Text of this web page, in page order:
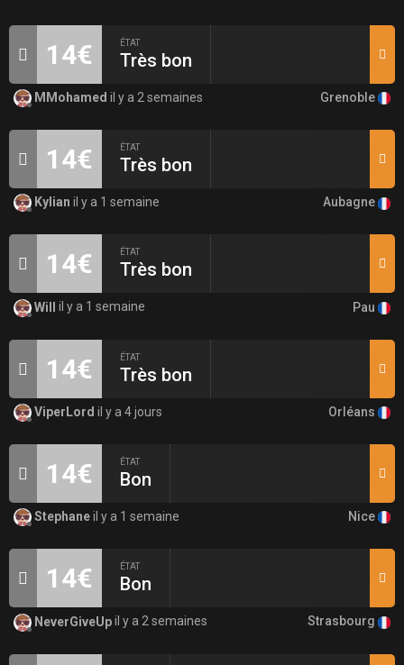
14€ ÉTAT
Très bon
MMohamed il y a 2 semaines Grenoble
14€ ÉTAT
Très bon
Kylian il y a 1 semaine Aubagne
14€ ÉTAT
Très bon
Will il y a 1 semaine Pau
14€ ÉTAT
Très bon
ViperLord il y a 4 jours Orléans
14€ ÉTAT
Bon
Stephaneil y a 1 semaine Nice
14€ ÉTAT
Bon
NeverGiveUpil y a 2 semaines Strasbourg